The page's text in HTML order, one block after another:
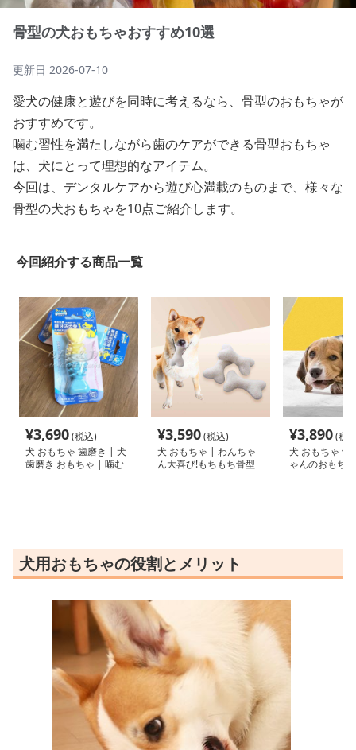
骨型の犬おもちゃおすすめ10選
更新日 2026-07-10
愛犬の健康と遊びを同時に考えるなら、骨型のおもちゃが
おすすめです。
噛む習性を満たしながら歯のケアができる骨型おもちゃ
は、犬にとって理想的なアイテム。
今回は、デンタルケアから遊び心満載のものまで、様々な
骨型の犬おもちゃを10点ご紹介します。
今回紹介する商品一覧
¥3,690(税込)
犬 おもちゃ 歯磨き | 犬
歯磨き おもちゃ | 噛む
¥3,590(税込)
犬 おもちゃ | わんちゃ
ん大喜び!もちもち骨型
¥3,890(税
犬 おもちゃ 骨
ゃんのおもち
犬用おもちゃの役割とメリット